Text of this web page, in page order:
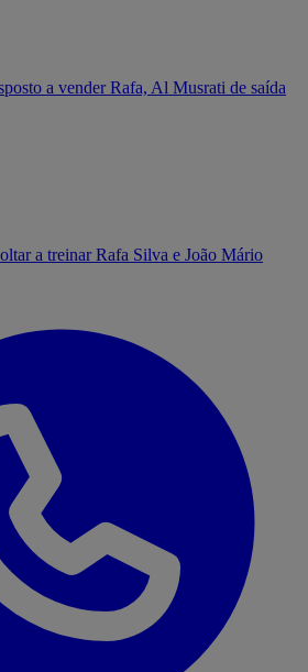
a vender Rafa, Al Musrati de saída
a treinar Rafa Silva e João Mário